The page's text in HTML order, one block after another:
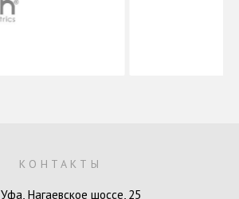
КОНТАКТЫ
Уфа, Нагаевское шоссе, 25